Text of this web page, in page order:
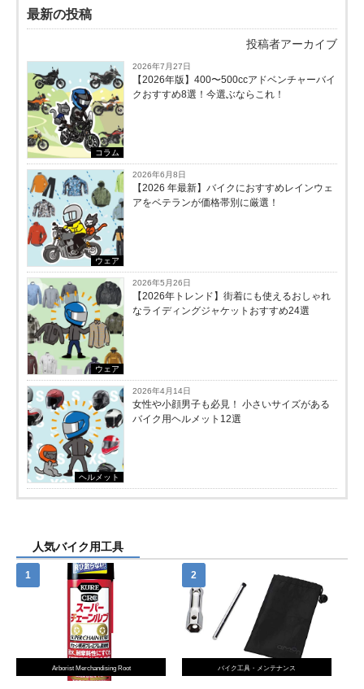
最新の投稿
投稿者アーカイブ
コラム
2026年7月27日
【2026年版】400〜500ccアドベンチャーバイ
クおすすめ8選！今選ぶならこれ！
ウェア
2026年6月8日
【2026 年最新】バイクにおすすめレインウェ
アをベテランが価格帯別に厳選！
ウェア
2026年5月26日
【2026年トレンド】街着にも使えるおしゃれ
なライディングジャケットおすすめ24選
ヘルメット
2026年4月14日
女性や小顔男子も必見！ 小さいサイズがある
バイク用ヘルメット12選
人気バイク用工具
Arborist Merchandising Root バイク工具・メンテナンス